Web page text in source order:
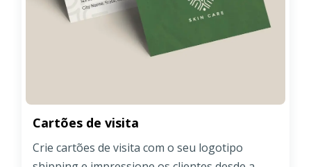
Cartões de visita
Crie cartões de visita com o seu logotipo